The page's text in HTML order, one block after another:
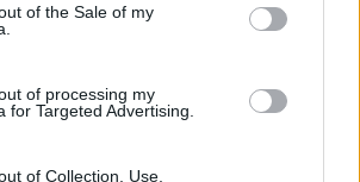
of the Sale of my
of processing my
for Targeted Advertising.
of Collection, Use,
παράνομη διακίνηση,Ρωσία